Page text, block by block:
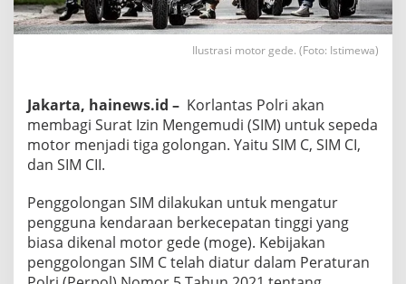
Ilustrasi motor gede. (Foto: Istimewa)
Jakarta, hainews.id – Korlantas Polri akan
membagi Surat Izin Mengemudi (SIM) untuk sepeda
motor menjadi tiga golongan. Yaitu SIM C, SIM CI,
dan SIM CII.
Penggolongan SIM dilakukan untuk mengatur
pengguna kendaraan berkecepatan tinggi yang
biasa dikenal motor gede (moge). Kebijakan
penggolongan SIM C telah diatur dalam Peraturan